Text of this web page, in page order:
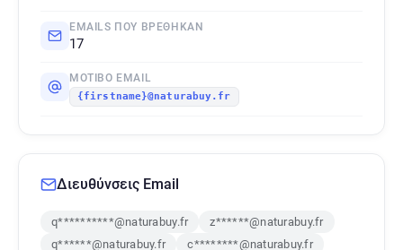
EMAILS ΠΟΥ ΒΡΈΘΗΚΑΝ
17
ΜΟΤΊΒΟ EMAIL
{firstname}@naturabuy.fr
Διευθύνσεις Email
q**********@naturabuy.fr
z******@naturabuy.fr
q******@naturabuy.fr
c********@naturabuy.fr